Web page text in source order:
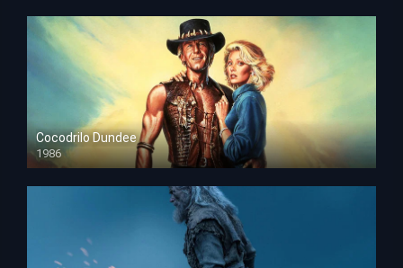
Cocodrilo Dundee
1986
HD 1080p